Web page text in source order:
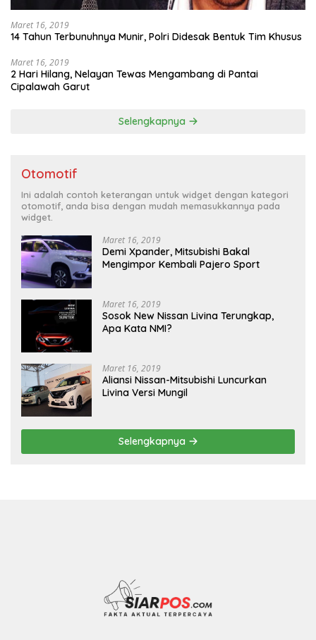
Maret 16, 2019
14 Tahun Terbunuhnya Munir, Polri Didesak Bentuk Tim Khusus
Maret 16, 2019
2 Hari Hilang, Nelayan Tewas Mengambang di Pantai
Cipalawah Garut
Selengkapnya
Otomotif
Ini adalah contoh keterangan untuk widget dengan kategori
otomotif, anda bisa dengan mudah memasukkannya pada
widget.
Maret 16, 2019
Demi Xpander, Mitsubishi Bakal
Mengimpor Kembali Pajero Sport
Maret 16, 2019
Sosok New Nissan Livina Terungkap,
Apa Kata NMI?
Maret 16, 2019
Aliansi Nissan-Mitsubishi Luncurkan
Livina Versi Mungil
Selengkapnya